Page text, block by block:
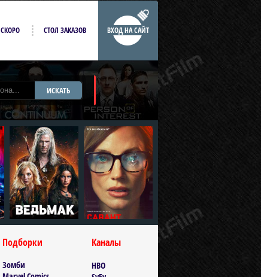
ВХОД НА САЙТ
СКОРО СТОЛ ЗАКАЗОВ
ИСКАТЬ
Подборки
Зомби
Каналы
HBO